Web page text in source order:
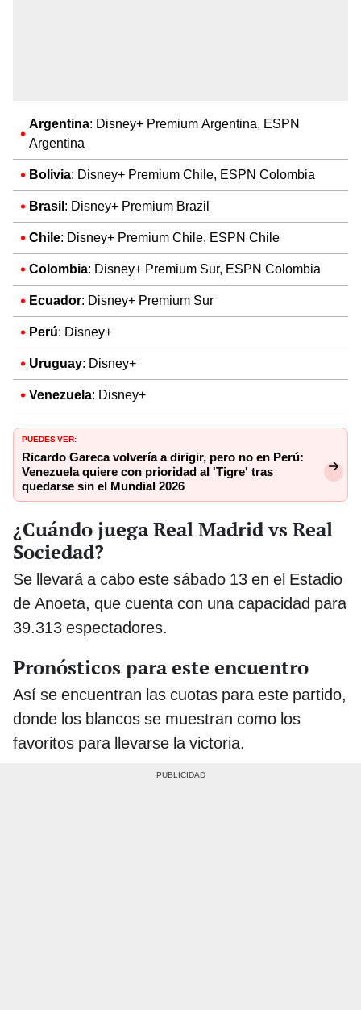
Argentina: Disney+ Premium Argentina, ESPN
Argentina
Bolivia: Disney+ Premium Chile, ESPN Colombia
Brasil : Disney+ Premium Brazil
Chile: Disney+ Premium Chile, ESPN Chile
Colombia: Disney+ Premium Sur, ESPN Colombia
Ecuador: Disney+ Premium Sur
Perú: Disney+
Uruguay: Disney+
Venezuela: Disney+
PUEDES VER:
Ricardo Gareca volvería a dirigir, pero no en Perú:
Venezuela quiere con prioridad al 'Tigre' tras
quedarse sin el Mundial 2026
¿Cuándo juega Real Madrid vs Real
Sociedad?
Se llevará a cabo este sábado 13 en el Estadio
de Anoeta, que cuenta con una capacidad para
39.313 espectadores.
Pronósticos para este encuentro
Así se encuentran las cuotas para este partido,
donde los blancos se muestran como los
favoritos para llevarse la victoria.